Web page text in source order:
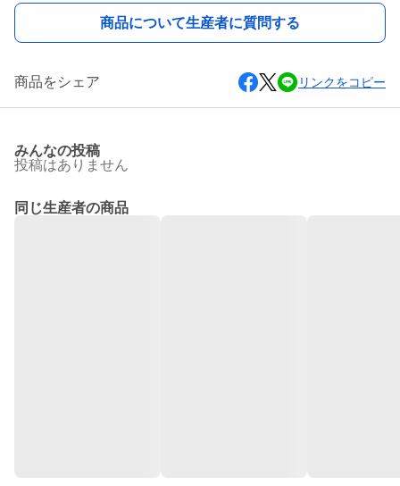
商品について生産者に質問する
商品をシェア リンクをコピー
みんなの投稿
投稿はありません
同じ生産者の商品